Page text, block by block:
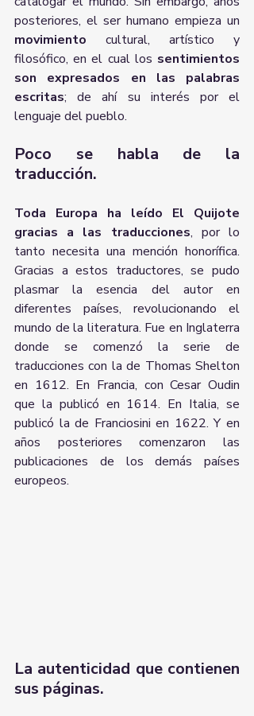
movimiento cultural, artístico y
filosófico, en el cual los sentimientos
son expresados en las palabras
escritas; de ahí su interés por el
lenguaje del pueblo.
Poco se habla de la
traducción.
Toda Europa ha leído El Quijote
gracias a las traducciones, por lo
tanto necesita una mención honorífica.
Gracias a estos traductores, se pudo
plasmar la esencia del autor en
diferentes países, revolucionando el
mundo de la literatura. Fue en Inglaterra
donde se comenzó la serie de
traducciones con la de Thomas Shelton
en 1612. En Francia, con Cesar Oudin
que la publicó en 1614. En Italia, se
publicó la de Franciosini en 1622. Y en
años posteriores comenzaron las
publicaciones de los demás países
europeos.
La autenticidad que contienen
sus páginas.